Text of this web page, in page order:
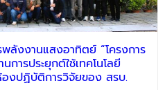
ลังงานแสงอาทิตย์ “โครงการ
ารประยุกต์ใช้เทคโนโลยี
งปฏิบัติการวิจัยของ สรบ.